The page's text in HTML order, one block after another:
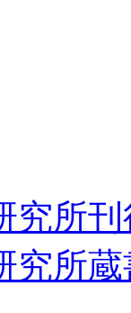
究所
究所